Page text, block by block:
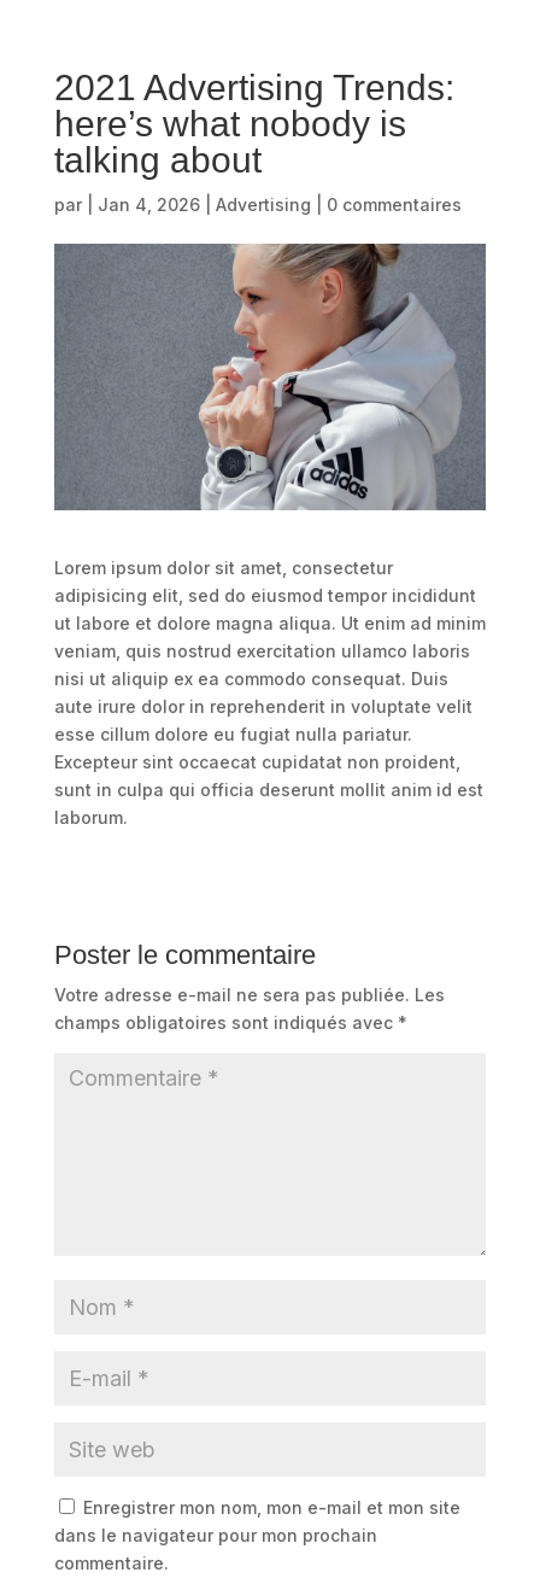
2021 Advertising Trends:
here’s what nobody is
talking about
par Jan 4, 2026| Advertising 0 commentaires
Lorem ipsum dolor sit amet, consectetur
adipisicing elit, sed do eiusmod tempor incididunt
ut labore et dolore magna aliqua. Ut enim ad minim
veniam, quis nostrud exercitation ullamco laboris
nisi ut aliquip ex ea commodo consequat. Duis
aute irure dolor in reprehenderit in voluptate velit
esse cillum dolore eu fugiat nulla pariatur.
Excepteur sint occaecat cupidatat non proident,
sunt in culpa qui officia deserunt mollit anim id est
laborum.
Poster le commentaire
Votre adresse e-mail ne sera pas publiée. Les
champs obligatoires sont indiqués avec *
Enregistrer mon nom, mon e-mail et mon site
dans le navigateur pour mon prochain
commentaire.